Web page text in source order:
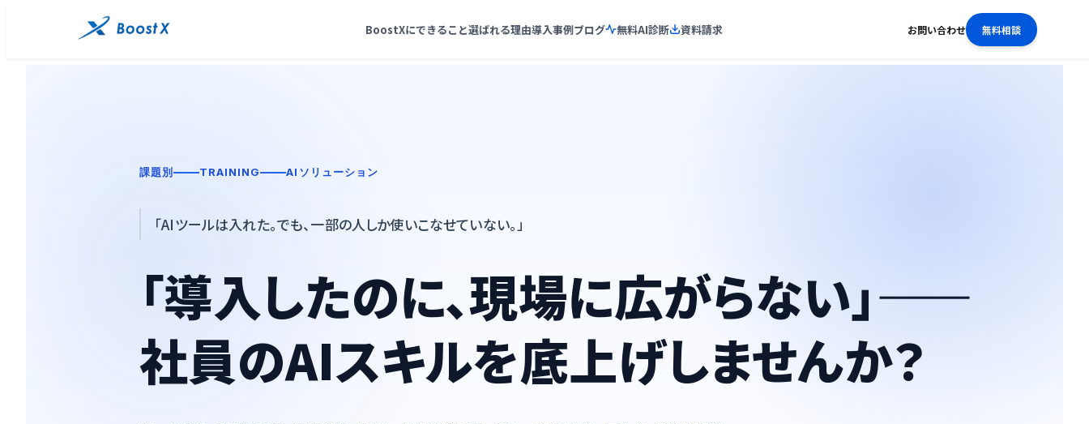
BoostXにできること選ばれる理由導入事例ブログ 無料AI診断 資料請求 お問い合わせ 無料相談
課題別 TRAINING AIソリューション
「AIツールは入れた。でも、一部の人しか使いこなせていない。」
「導入したのに、現場に広がらない」――
社員のAIスキルを底上げしませんか？